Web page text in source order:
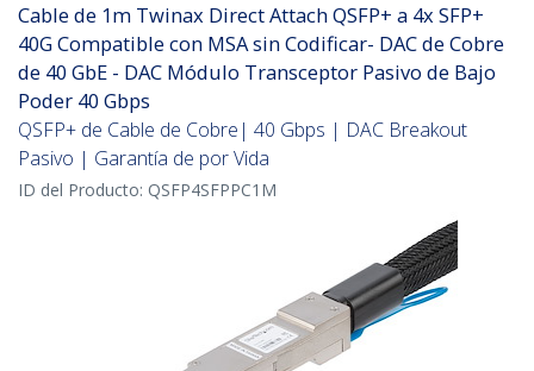
Cable de 1m Twinax Direct Attach QSFP+ a 4x SFP+
40G Compatible con MSA sin Codificar- DAC de Cobre
de 40 GbE - DAC Módulo Transceptor Pasivo de Bajo
Poder 40 Gbps
QSFP+ de Cable de Cobre| 40 Gbps | DAC Breakout
Pasivo | Garantía de por Vida
ID del Producto: QSFP4SFPPC1M